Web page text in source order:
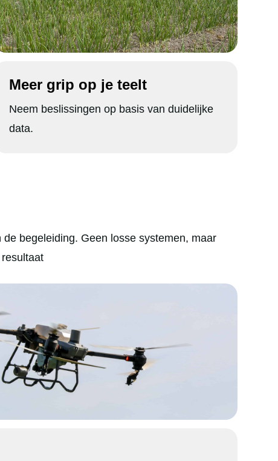
Meer grip op je teelt
Neem beslissingen op basis van duidelijke
data.
begeleiding. Geen losse systemen, maar